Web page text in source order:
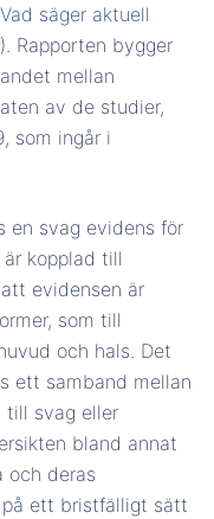
säger aktuell
Rapporten bygger
mellan
av de studier,
som ingår i
en svag evidens för
kopplad till
evidensen är
som till
och hals. Det
ett samband mellan
till svag eller
bland annat
och deras
ett bristfälligt sätt